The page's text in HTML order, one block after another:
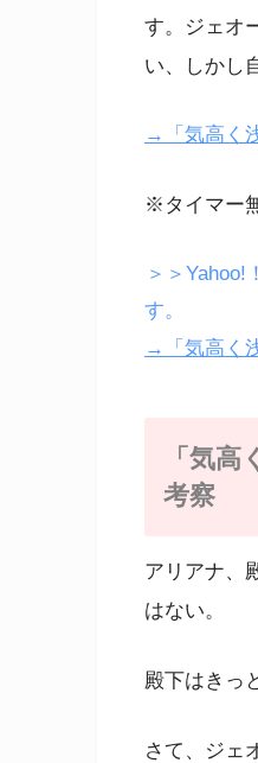
す。ジェオ
い、しかし
→「気高く
※タイマー
＞＞
す。
→「気高く
「気
考察
アリアナ、
はない。
殿下はきっ
さて、ジェ